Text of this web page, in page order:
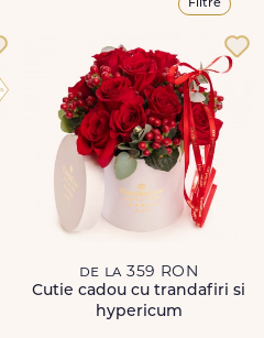
Filtre
de la 359 RON
Cutie cadou cu trandafiri si
hypericum